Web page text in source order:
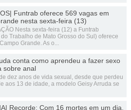
Funtrab oferece 569 vagas em
nesta sexta-feira (13)
Nesta sexta-feira (12) a Funtrab
Trabalho de Mato Grosso do Sul) oferece
Grande. As o...
conta como aprendeu a fazer sexo
sobre anal
dez anos de vida sexual, desde que perdeu
aos 13 de idade, a modelo Geisy Arruda se
Recorde: Com 16 mortes em um dia,